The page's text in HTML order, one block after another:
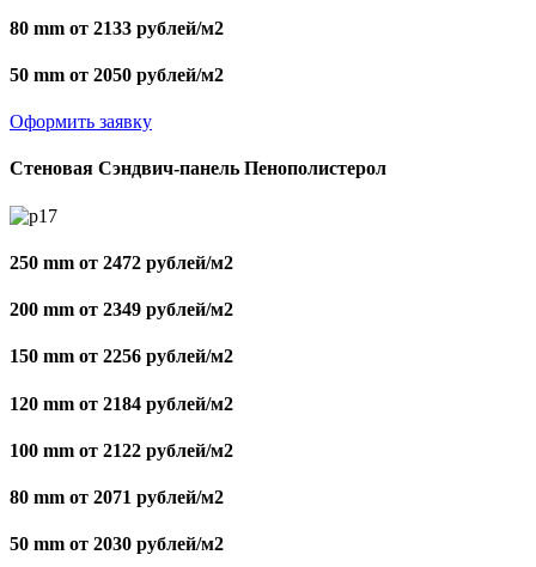
80 mm от 2133 рублей/м2
50 mm от 2050 рублей/м2
Оформить заявку
Стеновая Сэндвич-панель Пенополистерол
250 mm от 2472 рублей/м2
200 mm от 2349 рублей/м2
150 mm от 2256 рублей/м2
120 mm от 2184 рублей/м2
100 mm от 2122 рублей/м2
80 mm от 2071 рублей/м2
50 mm от 2030 рублей/м2